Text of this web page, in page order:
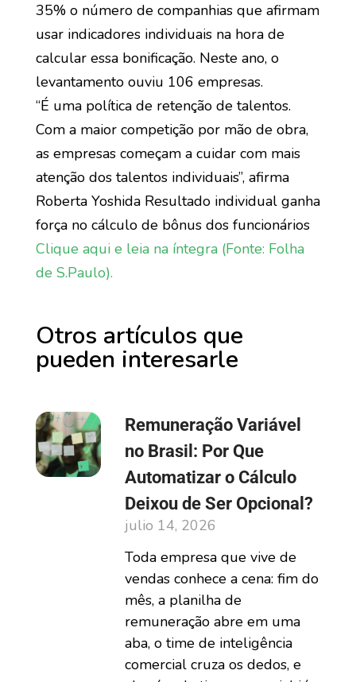
35% o número de companhias que afirmam
usar indicadores individuais na hora de
calcular essa bonificação. Neste ano, o
levantamento ouviu 106 empresas.
“É uma política de retenção de talentos.
Com a maior competição por mão de obra,
as empresas começam a cuidar com mais
atenção dos talentos individuais”, afirma
Roberta Yoshida Resultado individual ganha
força no cálculo de bônus dos funcionários
Clique aqui e leia na íntegra (Fonte: Folha
de S.Paulo).
Otros artículos que
pueden interesarle
Remuneração Variável
no Brasil: Por Que
Automatizar o Cálculo
Deixou de Ser Opcional?
julio 14, 2026
Toda empresa que vive de
vendas conhece a cena: fim do
mês, a planilha de
remuneração abre em uma
aba, o time de inteligência
comercial cruza os dedos, e